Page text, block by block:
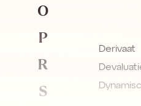
O
P
R
S
Derivaat